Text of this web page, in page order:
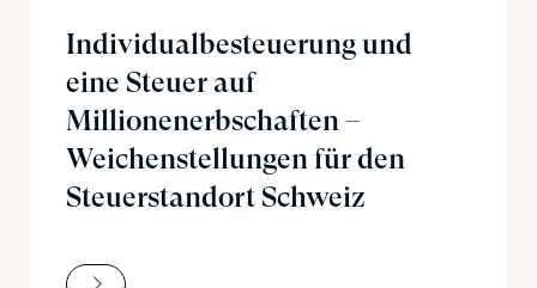
Individualbesteuerung und
eine Steuer auf
Millionenerbschaften –
Weichenstellungen für den
Steuerstandort Schweiz